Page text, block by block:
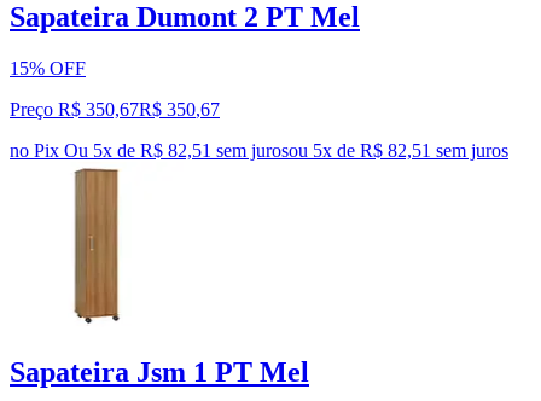
Sapateira Dumont 2 PT Mel
15% OFF
Preço R$ 350,67R$ 350,67
no Pix Ou 5x de R$ 82,51 sem jurosou 5x de R$ 82,51 sem juros
Sapateira Jsm 1 PT Mel